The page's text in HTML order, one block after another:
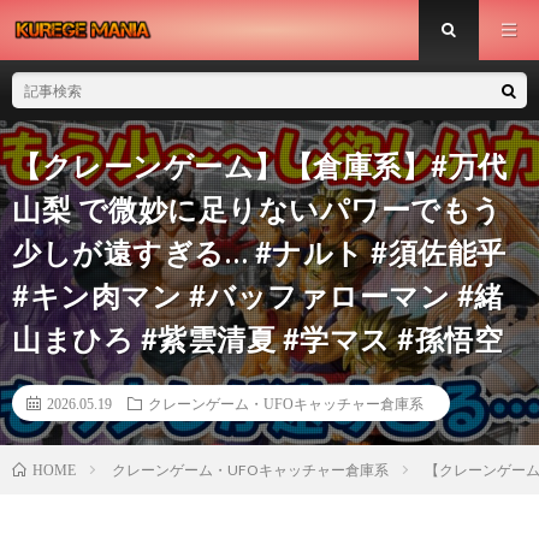
【クレーンゲーム】【倉庫系】#万代
山梨 で微妙に足りないパワーでもう
少しが遠すぎる… #ナルト #須佐能乎
#キン肉マン #バッファローマン #緒
山まひろ #紫雲清夏 #学マス #孫悟空
2026.05.19 クレーンゲーム・UFOキャッチャー倉庫系
HOME クレーンゲーム・UFOキャッチャー倉庫系 【クレーンゲー